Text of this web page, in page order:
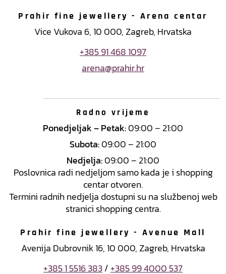
Prahir fine jewellery - Arena centar
Vice Vukova 6, 10 000, Zagreb, Hrvatska
+385 91 468 1097
arena@prahir.hr
Radno vrijeme
Ponedjeljak – Petak:09:00 – 21:00
Subota:09:00 – 21:00
Nedjelja:09:00 – 21:00
Poslovnica radi nedjeljom samo kada je i shopping
centar otvoren.
Termini radnih nedjelja dostupni su na službenoj web
stranici shopping centra.
Prahir fine jewellery - Avenue Mall
Avenija Dubrovnik 16, 10 000, Zagreb, Hrvatska
+385 1 5516 383/+385 99 4000 537